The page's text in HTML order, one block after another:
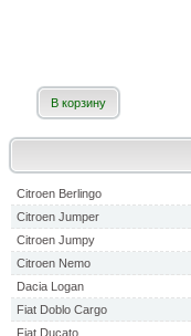
Citroen Berlingo
Citroen Jumper
Citroen Jumpy
Citroen Nemo
Dacia Logan
Fiat Doblo Cargo
Fiat Ducato
В корзину